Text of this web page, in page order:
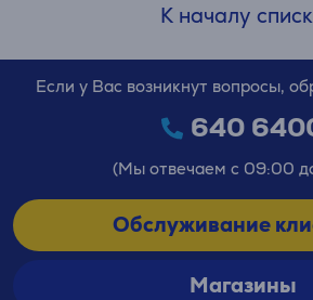
К началу
Если у Вас возникнут вопросы,
640
(Мы отвечаем с 09:00
Обслуживание
Магазины